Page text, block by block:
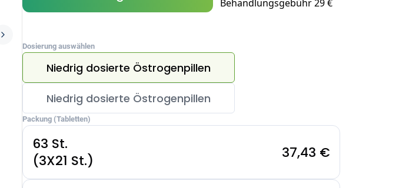
Behandlungsgebühr 29 €
Dosierung auswählen
Niedrig dosierte Östrogenpillen
Niedrig dosierte Östrogenpillen
Packung (Tabletten)
63 St.
(3X21 St.)
37,43 €